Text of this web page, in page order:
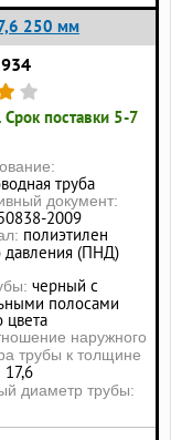
250 мм
Срок поставки 5-7
труба
документ:
2009
полиэтилен
давления (ПНД)
черный с
полосами
цвета
наружного
трубы к толщине
17,6
диаметр трубы: